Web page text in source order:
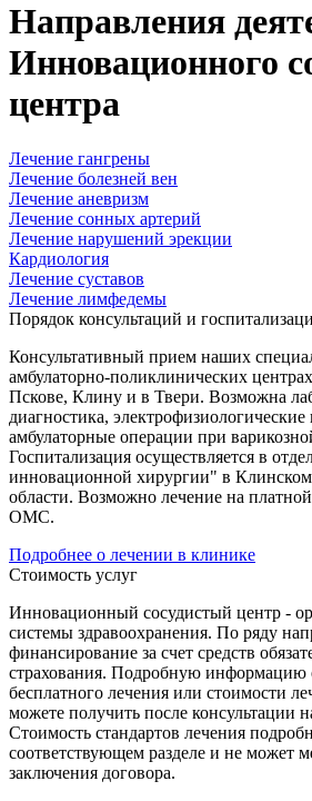
Направления
Инновационного
центра
Лечение гангрены
Лечение болезней вен
Лечение аневризм
Лечение сонных артерий
Лечение нарушений эрекции
Кардиология
Лечение суставов
Лечение лимфедемы
Порядок консультаций и
Консультативный прием наших
амбулаторно-поликлинических
Пскове, Клину и в Твери. Возможна
диагностика, электрофизиологические
амбулаторные операции при
Госпитализация осуществляется в
инновационной хирургии" в
области. Возможно лечение на
ОМС.
Подробнее о лечении в клинике
Стоимость услуг
Инновационный сосудистый центр -
системы здравоохранения. По ряду
финансирование за счет средств
страхования. Подробную информацию
бесплатного лечения или стоимости
можете получить после консультации
Стоимость стандартов лечения
соответствующем разделе и не может
заключения договора.